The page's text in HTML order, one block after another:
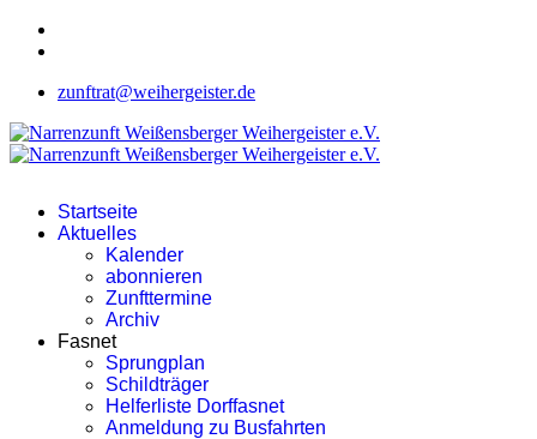
zunftrat@weihergeister.de
Startseite
Aktuelles
Kalender
abonnieren
Zunfttermine
Archiv
Fasnet
Sprungplan
Schildträger
Helferliste Dorffasnet
Anmeldung zu Busfahrten